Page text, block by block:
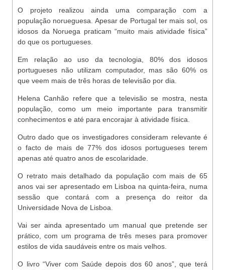
O projeto realizou ainda uma comparação com a
população norueguesa. Apesar de Portugal ter mais sol, os
idosos da Noruega praticam “muito mais atividade física”
do que os portugueses.
Em relação ao uso da tecnologia, 80% dos idosos
portugueses não utilizam computador, mas são 60% os
que veem mais de três horas de televisão por dia.
Helena Canhão refere que a televisão se mostra, nesta
população, como um meio importante para transmitir
conhecimentos e até para encorajar à atividade física.
Outro dado que os investigadores consideram relevante é
o facto de mais de 77% dos idosos portugueses terem
apenas até quatro anos de escolaridade.
O retrato mais detalhado da população com mais de 65
anos vai ser apresentado em Lisboa na quinta-feira, numa
sessão que contará com a presença do reitor da
Universidade Nova de Lisboa.
Vai ser ainda apresentado um manual que pretende ser
prático, com um programa de três meses para promover
estilos de vida saudáveis entre os mais velhos.
O livro “Viver com Saúde depois dos 60 anos”, que terá